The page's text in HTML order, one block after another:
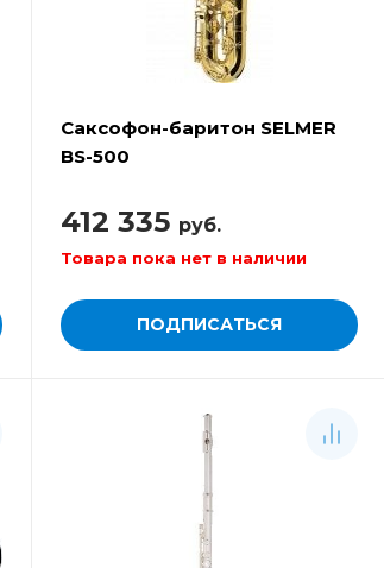
Саксофон-баритон SELMER
BS-500
412 335 руб.
Товара пока нет в наличии
ПОДПИСАТЬСЯ